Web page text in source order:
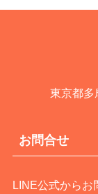
東京都多
お問合せ
LINE公式からお